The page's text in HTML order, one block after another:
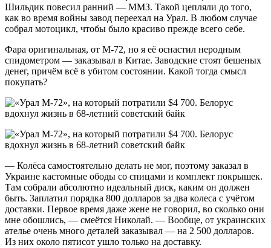
Шильдик повесил ранний — ММЗ. Такой цепляли до того,
как во время войны завод переехал на Урал. В любом случае
собрал мотоцикл, чтобы было красиво прежде всего себе.
Фара оригинальная, от М-72, но я её оснастил неродным
спидометром — заказывал в Китае. Заводские стоят бешеных
денег, причём всё в убитом состоянии. Какой тогда смысл
покупать?
— Колёса самостоятельно делать не мог, поэтому заказал в
Украине кастомные ободы со спицами и комплект покрышек.
Там собрали абсолютно идеальный диск, каким он должен
быть. Заплатил порядка 800 долларов за два колеса с учётом
доставки. Первое время даже жене не говорил, во сколько они
мне обошлись, — смеётся Николай. — Вообще, от украинских
ателье очень много деталей заказывал — на 2 500 долларов.
Из них около пятисот ушло только на доставку.